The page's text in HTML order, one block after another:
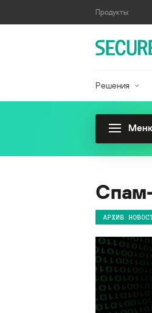
Продукты:
Решения
Спам-
АРХИВ